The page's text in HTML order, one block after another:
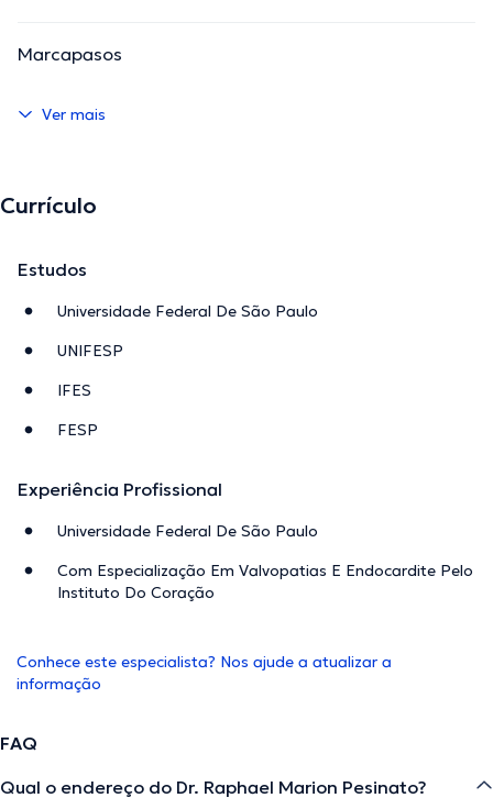
Marcapasos
Ver mais
Currículo
Estudos
Universidade Federal De São Paulo
UNIFESP
IFES
FESP
Experiência Profissional
Universidade Federal De São Paulo
Com Especialização Em Valvopatias E Endocardite Pelo
Instituto Do Coração
Conhece este especialista? Nos ajude a atualizar a
informação
FAQ
Qual o endereço do Dr. Raphael Marion Pesinato?